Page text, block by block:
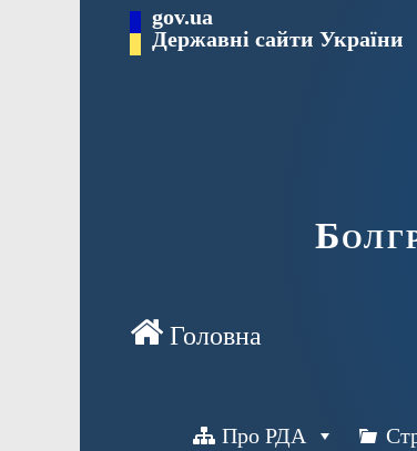
Перейти gov.ua
Державні сайти України
Про РДА